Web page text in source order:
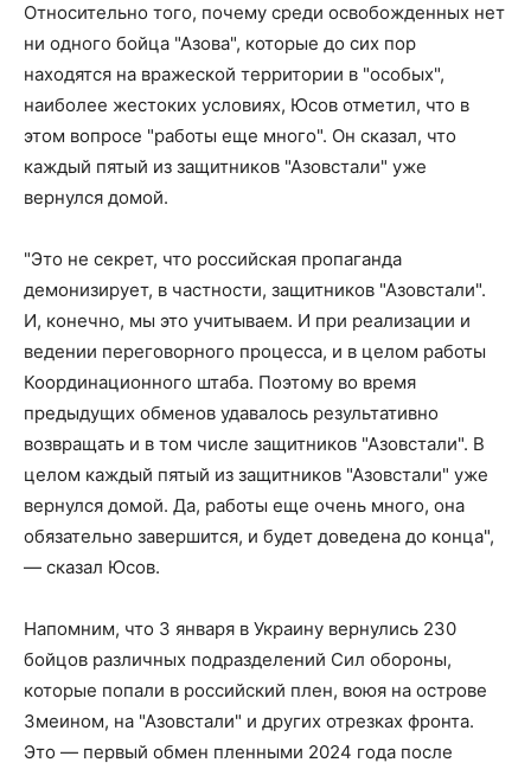
Относительно того, почему среди освобожденных нет
ни одного бойца "Азова", которые до сих пор
находятся на вражеской территории в "особых",
наиболее жестоких условиях, Юсов отметил, что в
этом вопросе "работы еще много". Он сказал, что
каждый пятый из защитников "Азовстали" уже
вернулся домой.
"Это не секрет, что российская пропаганда
демонизирует, в частности, защитников "Азовстали".
И, конечно, мы это учитываем. И при реализации и
ведении переговорного процесса, и в целом работы
Координационного штаба. Поэтому во время
предыдущих обменов удавалось результативно
возвращать и в том числе защитников "Азовстали". В
целом каждый пятый из защитников "Азовстали" уже
вернулся домой. Да, работы еще очень много, она
обязательно завершится, и будет доведена до конца",
— сказал Юсов.
Напомним, что 3 января в Украину вернулись 230
бойцов различных подразделений Сил обороны,
которые попали в российский плен, воюя на острове
Змеином, на "Азовстали" и других отрезках фронта.
Это — первый обмен пленными 2024 года после